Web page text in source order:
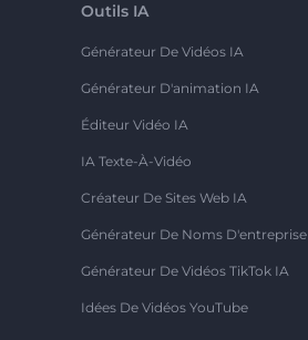
Outils IA
Générateur De Vidéos IA
Générateur D'animation IA
Éditeur Vidéo IA
IA Texte-À-Vidéo
Créateur De Sites Web IA
Générateur De Noms D'entreprise
Générateur De Vidéos TikTok IA
Idées De Vidéos YouTube